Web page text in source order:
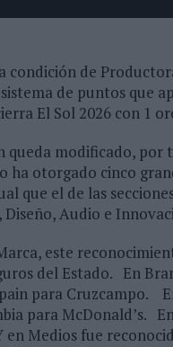
condición de
de puntos que
El Sol 2026 con 1
queda modificado,
ha otorgado cinco
que el de las
Diseño, Audio e
este
del Estado. En
para Cruzcampo.
para McDonald’s.
Medios fue